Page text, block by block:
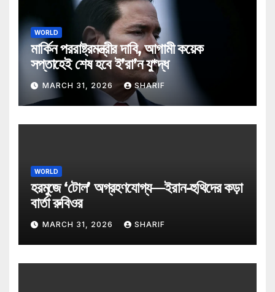
WORLD
মার্কিন পররাষ্ট্রমন্ত্রীর দাবি, আগামী কয়েক
সপ্তাহেই শেষ হবে ই’রা’ন যু*দ্ধ
MARCH 31, 2026 SHARIF
WORLD
হরমুজে ‘টোল’ অগ্রহণযোগ্য—ইরান-হুথিদের কড়া
বার্তা রুবিওর
MARCH 31, 2026 SHARIF